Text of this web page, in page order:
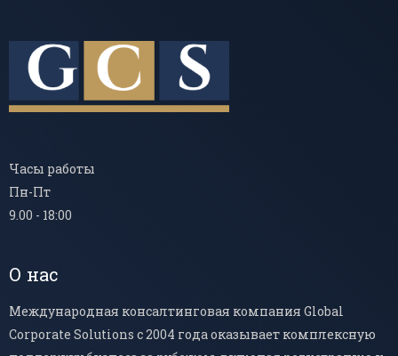
Часы работы
Пн-Пт
9.00 - 18:00
О нас
Международная консалтинговая компания Global
Corporate Solutions с 2004 года оказывает комплексную